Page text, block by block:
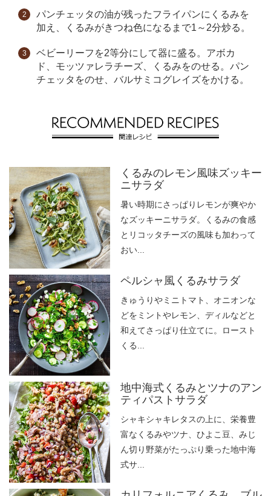
パンチェッタの油が残ったフライパンにくるみを
加え、くるみがきつね色になるまで1～2分炒る。
ベビーリーフを2等分にして器に盛る。アボカ
ド、モッツァレラチーズ、くるみをのせる。パン
チェッタをのせ、バルサミコグレイズをかける。
くるみのレモン風味ズッキー
ニサラダ
暑い時期にさっぱりレモンが爽やか
なズッキーニサラダ。くるみの食感
とリコッタチーズの風味も加わって
おい...
ペルシャ風くるみサラダ
きゅうりやミニトマト、オニオンな
どをミントやレモン、ディルなどと
和えてさっぱり仕立てに。ロースト
くる...
地中海式くるみとツナのアン
ティパストサラダ
シャキシャキレタスの上に、栄養豊
富なくるみやツナ、ひよこ豆、みじ
ん切り野菜がたっぷり乗った地中海
式サ...